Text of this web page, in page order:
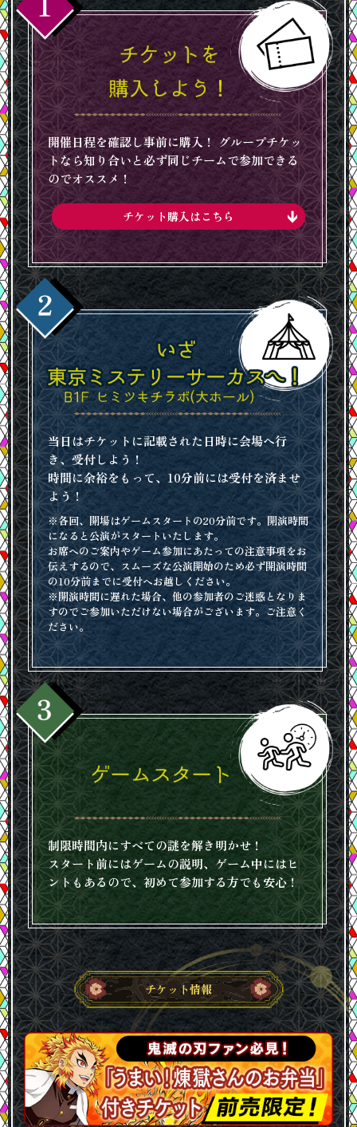
開催日程を確認し事前に購入！ グループチケッ
トなら知り合いと必ず同じチームで参加できる
のでオススメ！
チケット購入はこちら
当日はチケットに記載された日時に会場へ行
き、受付しよう！
時間に余裕をもって、10分前には受付を済ませ
よう！
※各回、開場はゲームスタートの20分前です。開演時間
になると公演がスタートいたします。
お席へのご案内やゲーム参加にあたっての注意事項をお
伝えするので、スムーズな公演開始のため必ず開演時間
の10分前までに受付へお越しください。
※開演時間に遅れた場合、他の参加者のご迷惑となりま
すのでご参加いただけない場合がございます。ご注意く
ださい。
制限時間内にすべての謎を解き明かせ！
スタート前にはゲームの説明、ゲーム中にはヒ
ントもあるので、初めて参加する方でも安心！
チケット情報